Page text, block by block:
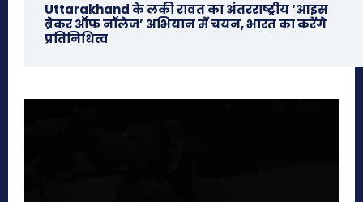
Uttarakhand के लकी रावत का अंतरराष्ट्रीय ‘आइस
ब्रेकर ऑफ नॉलेज’ अभियान में चयन, भारत का करेंगे
प्रतिनिधित्व